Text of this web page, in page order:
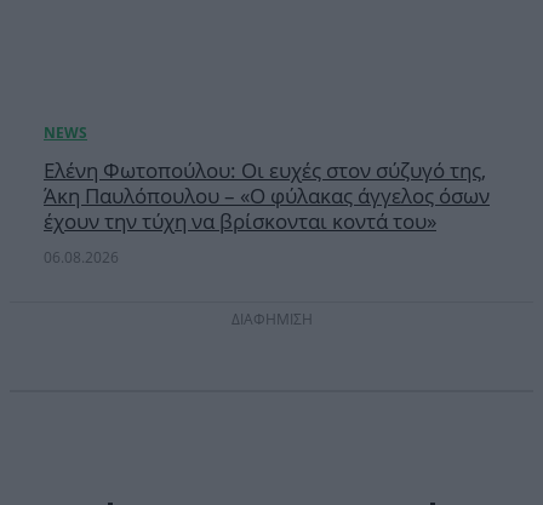
Ελένη Φωτοπούλου: Οι ευχές στον σύζυγό της,
Άκη Παυλόπουλου – «Ο φύλακας άγγελος όσων
έχουν την τύχη να βρίσκονται κοντά του»
06.08.2026
ΔΙΑΦΗΜΙΣΗ